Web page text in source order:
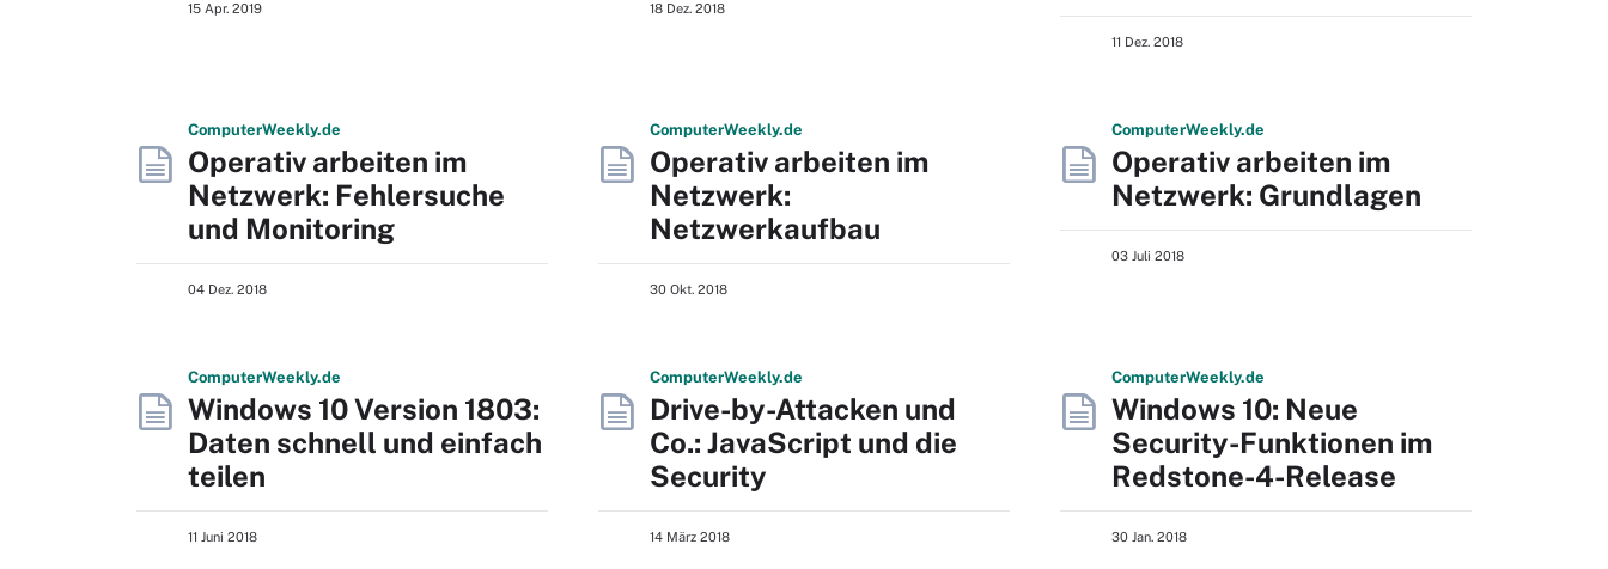
15 Apr. 2019 18 Dez. 2018
11 Dez. 2018
ComputerWeekly.de
Operativ arbeiten im
Netzwerk: Fehlersuche
und Monitoring
04 Dez. 2018
ComputerWeekly.de
Operativ arbeiten im
Netzwerk:
Netzwerkaufbau
30 Okt. 2018
ComputerWeekly.de
Operativ arbeiten im
Netzwerk: Grundlagen
03 Juli 2018
ComputerWeekly.de
Windows 10 Version 1803:
Daten schnell und einfach
teilen
11 Juni 2018
ComputerWeekly.de
Drive-by-Attacken und
Co.: JavaScript und die
Security
14 März 2018
ComputerWeekly.de
Windows 10: Neue
Security-Funktionen im
Redstone-4-Release
30 Jan. 2018